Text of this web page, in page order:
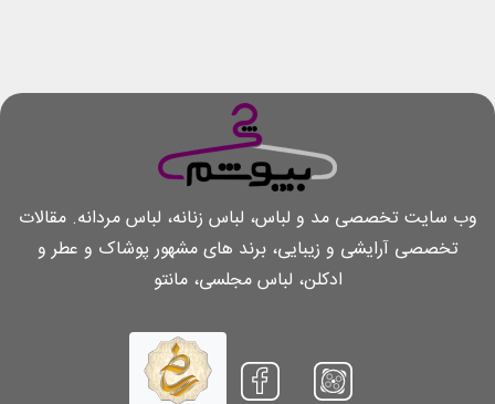
وب سایت تخصصی مد و لباس، لباس زنانه، لباس مردانه. مقالات
تخصصی آرایشی و زیبایی، برند های مشهور پوشاک و عطر و
ادکلن، لباس مجلسی، مانتو